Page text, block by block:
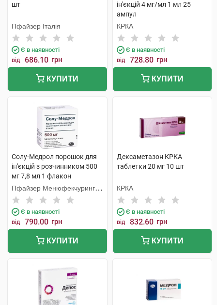
шт
Пфайзер Італія
Є в наявності
від 686.10 грн
КУПИТИ
ін'єкцій 4 мг/мл 1 мл 25
ампул
КРКА
Є в наявності
від 728.80 грн
КУПИТИ
Солу-Медрол порошок для
ін'єкцій з розчинником 500
мг 7,8 мл 1 флакон
Пфайзер Менюфекчуринг
Бельгія
Є в наявності
від 790.00 грн
КУПИТИ
Дексаметазон КРКА
таблетки 20 мг 10 шт
КРКА
Є в наявності
від 832.60 грн
КУПИТИ